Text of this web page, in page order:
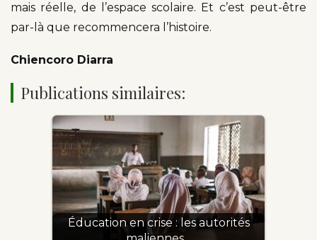
mais réelle, de l’espace scolaire. Et c’est peut-être
par-là que recommencera l’histoire.
Chiencoro Diarra
Publications similaires:
Éducation en crise : les autorités